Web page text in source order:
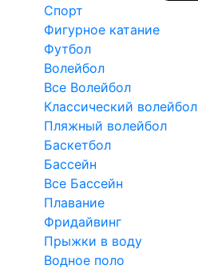
Спорт
Фигурное катание
Футбол
Волейбол
Все Волейбол
Классический волейбол
Пляжный волейбол
Баскетбол
Бассейн
Все Бассейн
Плавание
Фридайвинг
Прыжки в воду
Водное поло